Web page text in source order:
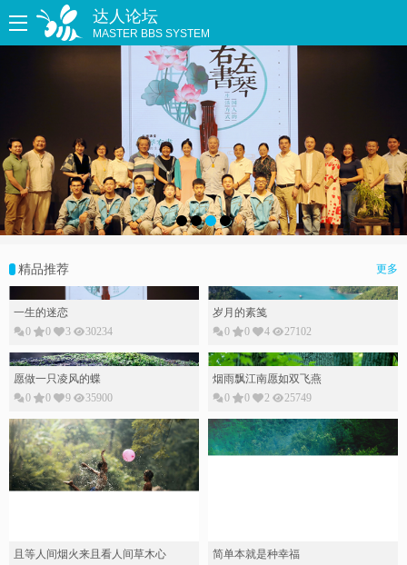
达人论坛
MASTER BBS SYSTEM
精品推荐 更多
一生的迷恋
0
0 3 30234
岁月的素䇳
0
0 4 27102
愿做一只凌风的蝶
0
0 9 35900
烟雨飘江南愿如双飞燕
0
0 2 25749
且等人间烟火来且看人间草木心
简单本就是种幸福